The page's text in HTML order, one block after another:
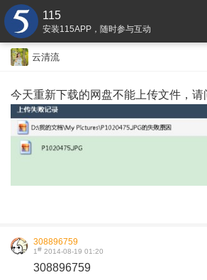
115
安装115APP，随时参与互动
云清流
今天重新下载的网盘不能上传文件，请
308896759
1# 2014-08-19 01:20
308896759